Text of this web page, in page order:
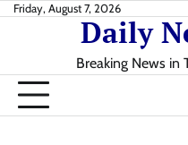
SkipFriday, August 7, 2026
Daily
Breaking News